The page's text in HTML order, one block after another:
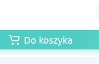
Do koszyka